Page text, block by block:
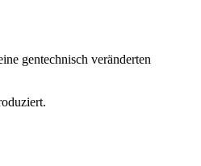
gentechnisch veränderten